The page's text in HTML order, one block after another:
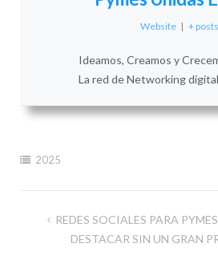
Website | + posts
Ideamos, Creamos y
La red de Networking
2025
Navegación
REDES SOCIALES PARA
DESTACAR SIN UN GRAN